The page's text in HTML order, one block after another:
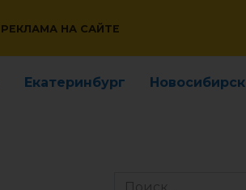
РЕКЛАМА НА САЙТЕ
Екатеринбург Новосибирск
Search